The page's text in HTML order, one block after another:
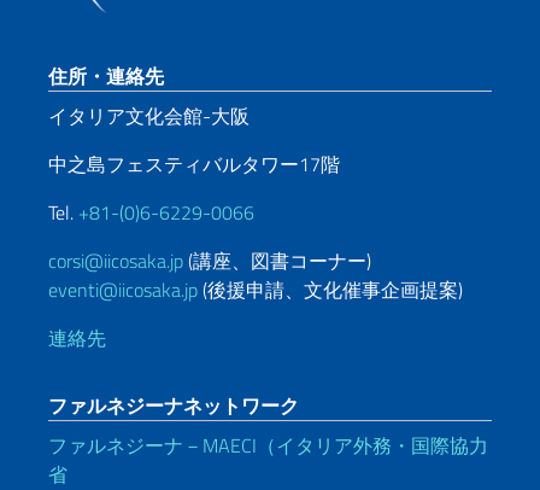
Footer section
住所・連絡先
イタリア文化会館-大阪
中之島フェスティバルタワー17階
Tel. +81-(0)6-6229-0066
corsi@iicosaka.jp(講座、図書コーナー)
eventi@iicosaka.jp(後援申請、文化催事企画提案)
連絡先
ファルネジーナネットワーク
ファルネジーナ－MAECI（イタリア外務・国際協力
省